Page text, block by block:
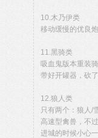
10.木乃伊类
移动缓慢的优良
11.黑骑类
吸血鬼版本重装
带好开罐器，砍
12.狼人类
只有两个：狼人/
高速型禽兽，不
进城的时候小心